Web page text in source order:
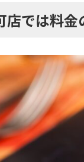
店では料